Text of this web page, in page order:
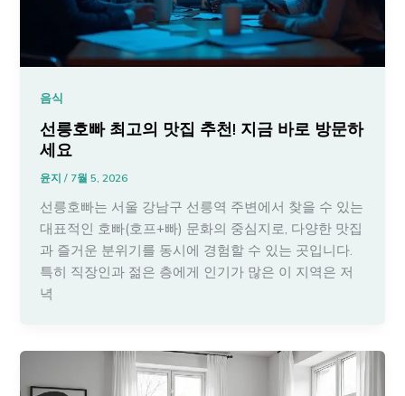
음식
선릉호빠 최고의 맛집 추천! 지금 바로 방문하
세요
윤지/ 7월 5, 2026
선릉호빠는 서울 강남구 선릉역 주변에서 찾을 수 있는
대표적인 호빠(호프+빠) 문화의 중심지로, 다양한 맛집
과 즐거운 분위기를 동시에 경험할 수 있는 곳입니다.
특히 직장인과 젊은 층에게 인기가 많은 이 지역은 저
녁